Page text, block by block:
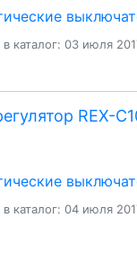
каталог: 03 июля
REX-
каталог: 04 июля